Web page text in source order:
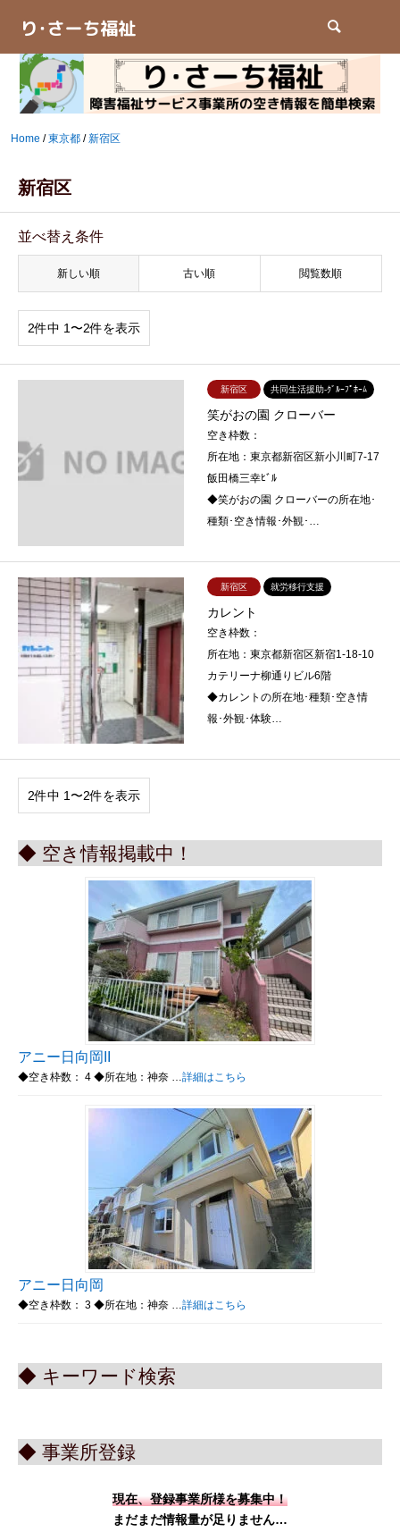
Home /東京都 /新宿区
新宿区
並べ替え条件
新しい順 古い順 閲覧数順
2件中 1〜2件を表示
新宿区 共同生活援助-ｸﾞﾙｰﾌﾟﾎｰﾑ
笑がおの園 クローバー
空き枠数：
所在地：東京都新宿区新小川町7-17
飯田橋三幸ﾋﾞﾙ
◆笑がおの園 クローバーの所在地･
種類･空き情報･外観･…
新宿区 就労移行支援
カレント
空き枠数：
所在地：東京都新宿区新宿1-18-10
カテリーナ柳通りビル6階
◆カレントの所在地･種類･空き情
報･外観･体験…
2件中 1〜2件を表示
◆ 空き情報掲載中！
アニー日向岡II
◆空き枠数： 4 ◆所在地：神奈 …詳細はこちら
アニー日向岡
◆空き枠数： 3 ◆所在地：神奈 …詳細はこちら
◆ キーワード検索
◆ 事業所登録
現在、登録事業所様を募集中！
まだまだ情報量が足りません…